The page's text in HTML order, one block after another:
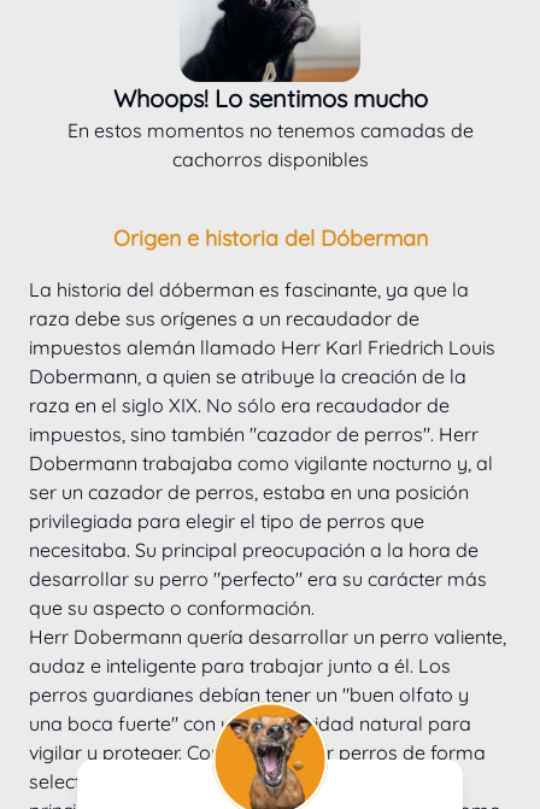
Whoops! Lo sentimos mucho
En estos momentos no tenemos camadas de
cachorros disponibles
Origen e historia del Dóberman
La historia del dóberman es fascinante, ya que la
raza debe sus orígenes a un recaudador de
impuestos alemán llamado Herr Karl Friedrich Louis
Dobermann, a quien se atribuye la creación de la
raza en el siglo XIX. No sólo era recaudador de
impuestos, sino también "cazador de perros". Herr
Dobermann trabajaba como vigilante nocturno y, al
ser un cazador de perros, estaba en una posición
privilegiada para elegir el tipo de perros que
necesitaba. Su principal preocupación a la hora de
desarrollar su perro "perfecto" era su carácter más
que su aspecto o conformación.
Herr Dobermann quería desarrollar un perro valiente,
audaz e inteligente para trabajar junto a él. Los
perros guardianes debían tener un "buen olfato y
una boca fuerte" con una capacidad natural para
vigilar y proteger. Comenzó a criar perros de forma
selectiva para producir todos estos rasgos y, al